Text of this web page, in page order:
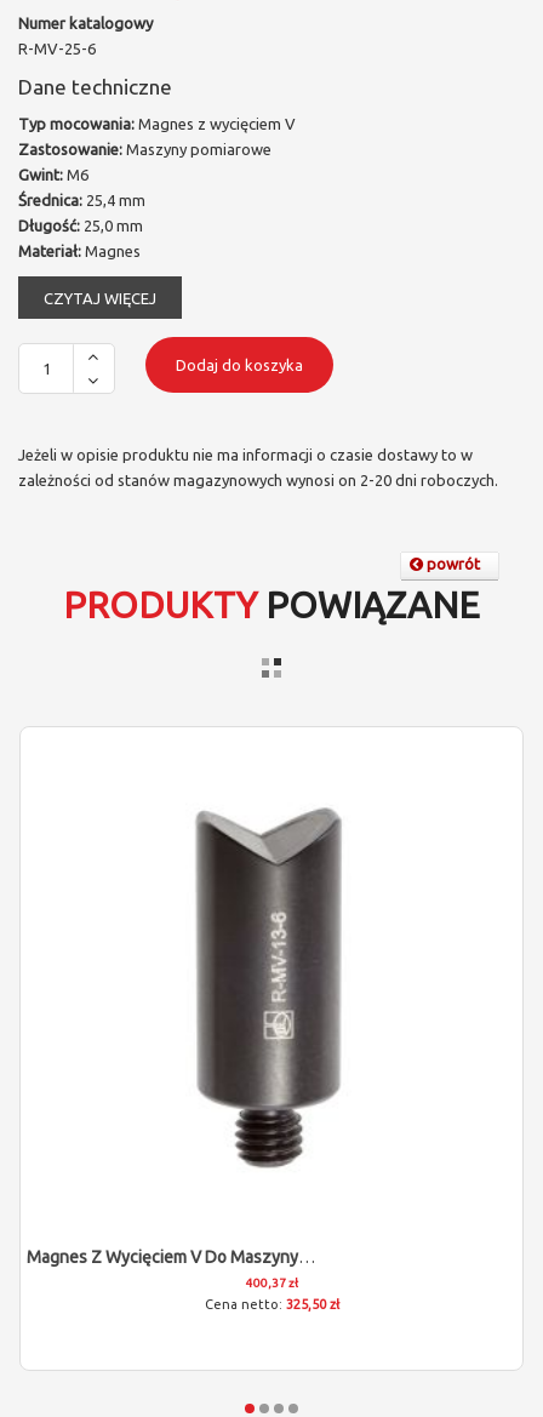
Numer katalogowy
R-MV-25-6
Dane techniczne
Typ mocowania: Magnes z wycięciem V
Zastosowanie: Maszyny pomiarowe
Gwint: M6
Średnica: 25,4 mm
Długość: 25,0 mm
Materiał: Magnes
CZYTAJ WIĘCEJ
Dodaj do koszyka
Jeżeli w opisie produktu nie ma informacji o czasie dostawy to w
zależności od stanów magazynowych wynosi on 2-20 dni roboczych.
powrót
PRODUKTYPOWIĄZANE
Magnes Z Wycięciem V Do Maszyny Pomiarowej (M6/L25/D12,7)
400,37 zł
325,50 zł